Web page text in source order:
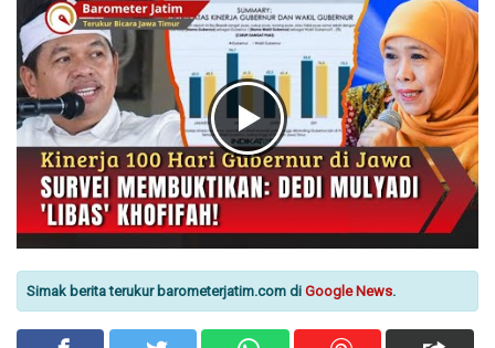
Simak berita terukur barometerjatim.com di Google News.